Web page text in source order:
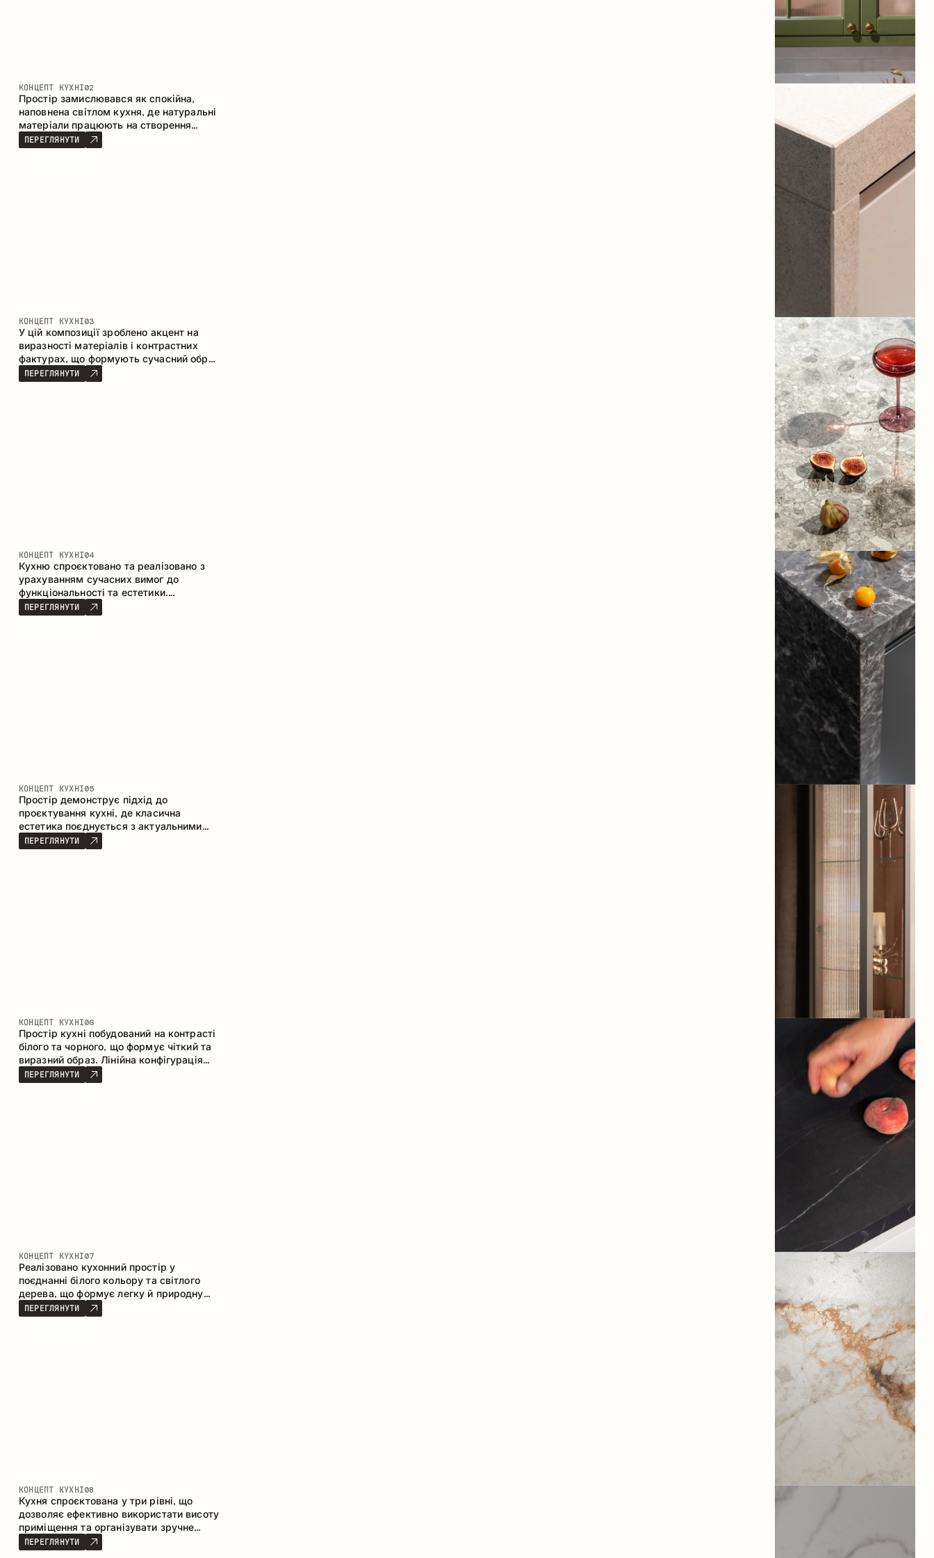
КОНЦЕПТ КУХНІ02
Простір замислювався як спокійна,
наповнена світлом кухня, де натуральні
матеріали працюють на створення
відчуття тепла, рівноваги та візуальної
легкості. Безпрограшне поєднання
ПЕРЕГЛЯНУТИ
КОНЦЕПТ КУХНІ03
У цій композиції зроблено акцент на
виразності матеріалів і контрастних
фактурах, що формують сучасний образ
кухонного простору. Темне обвуглене
дерево, метал і керамограніт формують
ПЕРЕГЛЯНУТИ
КОНЦЕПТ КУХНІ04
Кухню спроєктовано та реалізовано з
урахуванням сучасних вимог до
функціональності та естетики.
Поєднання текстур формує стриманий
та збалансований інтер’єр.
ПЕРЕГЛЯНУТИ
КОНЦЕПТ КУХНІ05
Простір демонструє підхід до
проєктування кухні, де класична
естетика поєднується з актуальними
матеріалами та продуманою
ергономікою. Світла палітра, чітка
ПЕРЕГЛЯНУТИ
КОНЦЕПТ КУХНІ06
Простір кухні побудований на контрасті
білого та чорного, що формує чіткий та
виразний образ. Лінійна конфігурація
підкреслює лаконічність та
впорядкованість інтер’єру.
ПЕРЕГЛЯНУТИ
КОНЦЕПТ КУХНІ07
Реалізовано кухонний простір у
поєднанні білого кольору та світлого
дерева, що формує легку й природну
атмосферу. П-подібна конфігурація
забезпечує ергономіку та зручність у
ПЕРЕГЛЯНУТИ
КОНЦЕПТ КУХНІ08
Кухня спроєктована у три рівні, що
дозволяє ефективно використати висоту
приміщення та організувати зручне
зберігання. Лінійна конфігурація
підкреслює лаконічність і цілісність
ПЕРЕГЛЯНУТИ